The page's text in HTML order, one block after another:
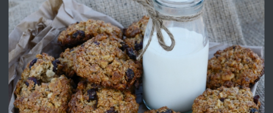
преди 1 година
ПРЕДЛАГА Работа за общи работници
преди 1 година